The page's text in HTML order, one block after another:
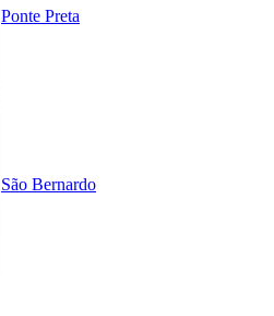
Ponte Preta
São Bernardo